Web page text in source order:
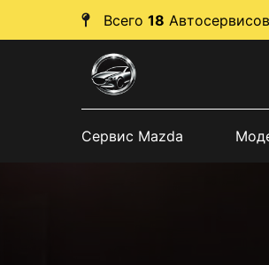
Всего 18 Автосервисов
Сервис Mazda